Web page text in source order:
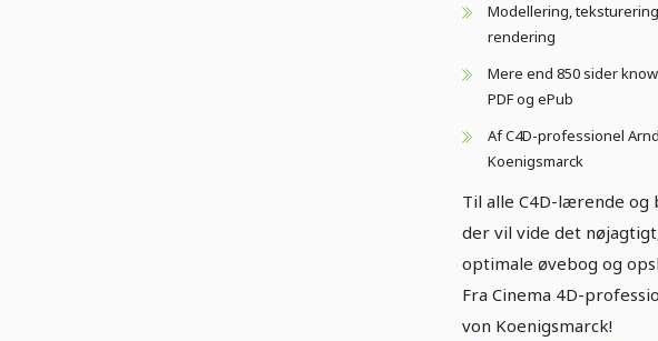
Modellering,
rendering
Mere end 850 sider
PDF og ePub
Af C4D-professionel
Koenigsmarck
Til alle C4D-lærende og
der vil vide det
optimale øvebog og
Fra Cinema 4D-
von Koenigsmarck!